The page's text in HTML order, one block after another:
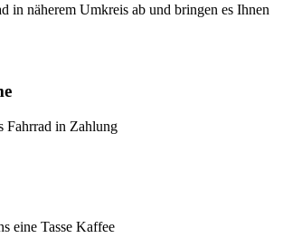
in näherem Umkreis ab und bringen es Ihnen
Fahrrad in Zahlung
eine Tasse Kaffee